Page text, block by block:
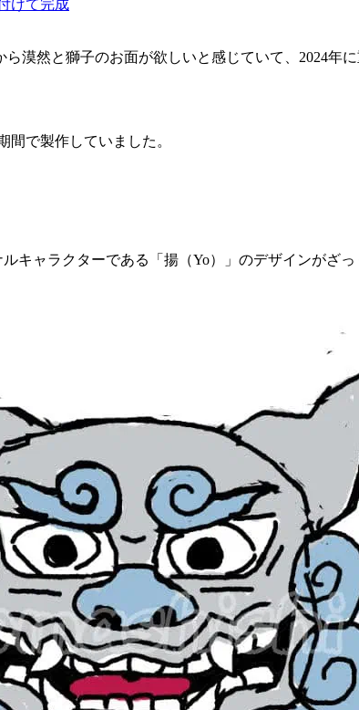
けて完成
ら漠然と獅子のお面が欲しいと感じていて、2024年
間で製作していました。
キャラクターである「揚（Yo）」のデザインがざ